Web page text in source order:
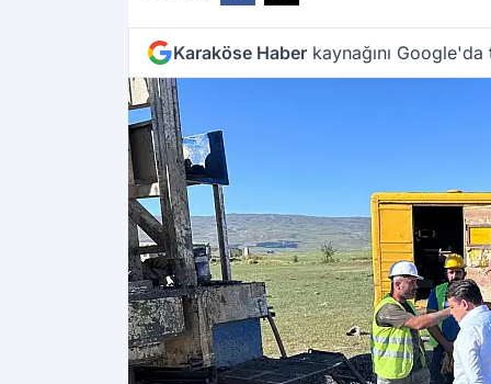
Karaköse Haber kaynağını